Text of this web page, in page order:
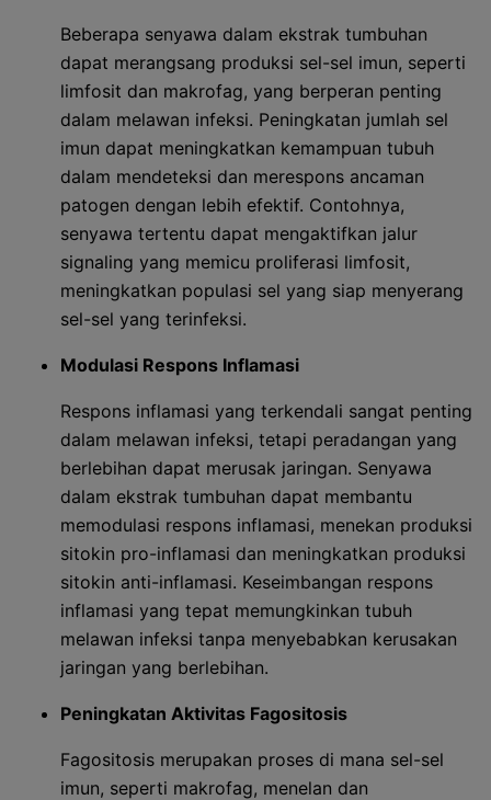
Beberapa senyawa dalam ekstrak tumbuhan
dapat merangsang produksi sel-sel imun, seperti
limfosit dan makrofag, yang berperan penting
dalam melawan infeksi. Peningkatan jumlah sel
imun dapat meningkatkan kemampuan tubuh
dalam mendeteksi dan merespons ancaman
patogen dengan lebih efektif. Contohnya,
senyawa tertentu dapat mengaktifkan jalur
signaling yang memicu proliferasi limfosit,
meningkatkan populasi sel yang siap menyerang
sel-sel yang terinfeksi.
Modulasi Respons Inflamasi
Respons inflamasi yang terkendali sangat penting
dalam melawan infeksi, tetapi peradangan yang
berlebihan dapat merusak jaringan. Senyawa
dalam ekstrak tumbuhan dapat membantu
memodulasi respons inflamasi, menekan produksi
sitokin pro-inflamasi dan meningkatkan produksi
sitokin anti-inflamasi. Keseimbangan respons
inflamasi yang tepat memungkinkan tubuh
melawan infeksi tanpa menyebabkan kerusakan
jaringan yang berlebihan.
Peningkatan Aktivitas Fagositosis
Fagositosis merupakan proses di mana sel-sel
imun, seperti makrofag, menelan dan